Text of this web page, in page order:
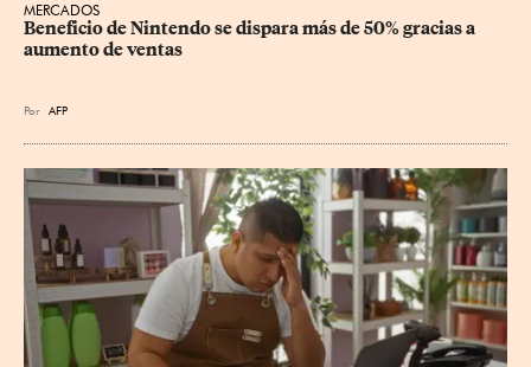
MERCADOS
Beneficio de Nintendo se dispara más de 50% gracias a
aumento de ventas
Por AFP